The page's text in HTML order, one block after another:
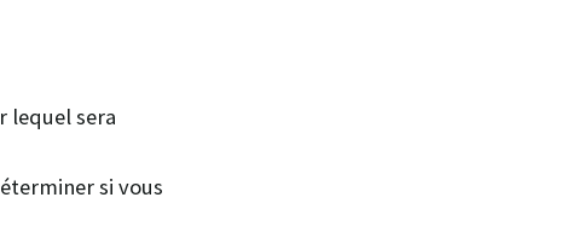
lequel sera
si vous